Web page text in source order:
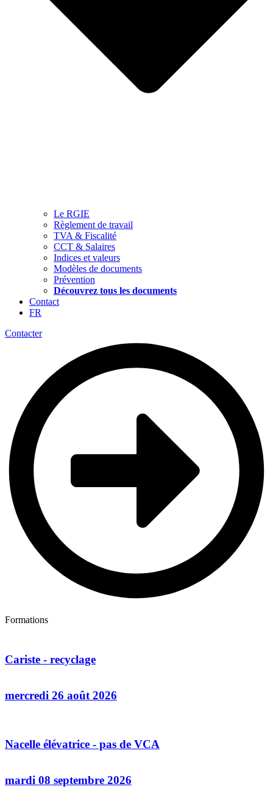
Le RGIE
Règlement de travail
TVA & Fiscalité
CCT & Salaires
Indices et valeurs
Modèles de documents
Prévention
Découvrez tous les documents
Contact
FR
Contacter
Formations
Cariste - recyclage
mercredi 26 août 2026
Nacelle élévatrice - pas de VCA
mardi 08 septembre 2026